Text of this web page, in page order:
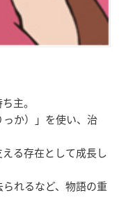
主。
か）」を使い、治
る存在として成長し
れるなど、物語の重